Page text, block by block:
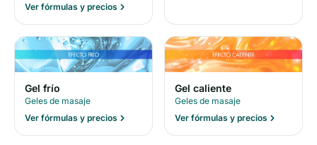
Ver fórmulas y precios
Gel frío
Geles de masaje
Ver fórmulas y precios
Gel caliente
Geles de masaje
Ver fórmulas y precios